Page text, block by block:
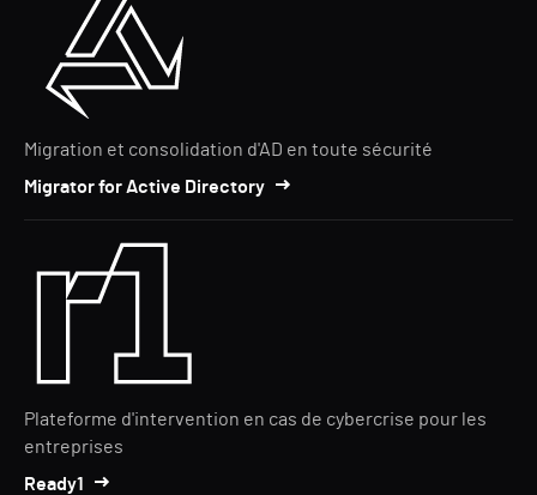
Migration et consolidation d'AD en toute sécurité
Migrator for Active Directory
Plateforme d'intervention en cas de cybercrise pour les
entreprises
Ready1